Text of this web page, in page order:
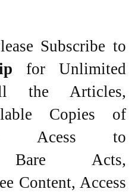
Subscribe to
for Unlimited
the Articles,
Copies of
Acess to
Bare Acts,
Content, Access